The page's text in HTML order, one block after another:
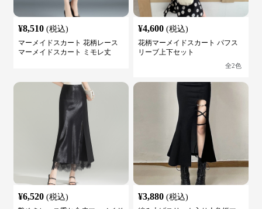
¥8,510 (税込)
マーメイドスカート 花柄レース
マーメイドスカート ミモレ丈
¥4,600 (税込)
花柄マーメイドスカート パフス
リーブ上下セット
全2色
¥6,520 (税込) ¥3,880 (税込)